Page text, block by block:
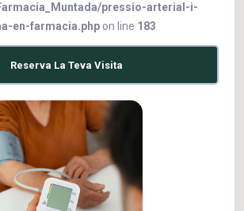
pressio-arterial-i-
en-farmacia.php on line 183
Reserva La Teva Visita